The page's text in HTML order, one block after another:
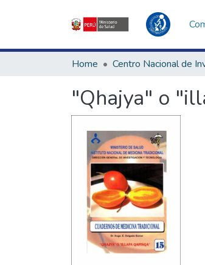
Home
"Qhajya" o